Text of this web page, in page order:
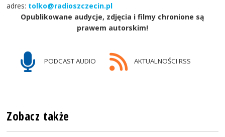
adres: tolko@radioszczecin.pl
Opublikowane audycje, zdjęcia i filmy chronione są
prawem autorskim!
PODCAST AUDIO AKTUALNOŚCI RSS
Zobacz także